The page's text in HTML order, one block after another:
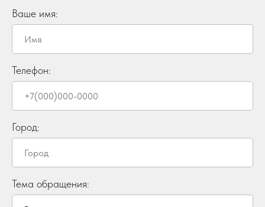
Ваше имя:
Телефон:
Город:
Тема обращения: